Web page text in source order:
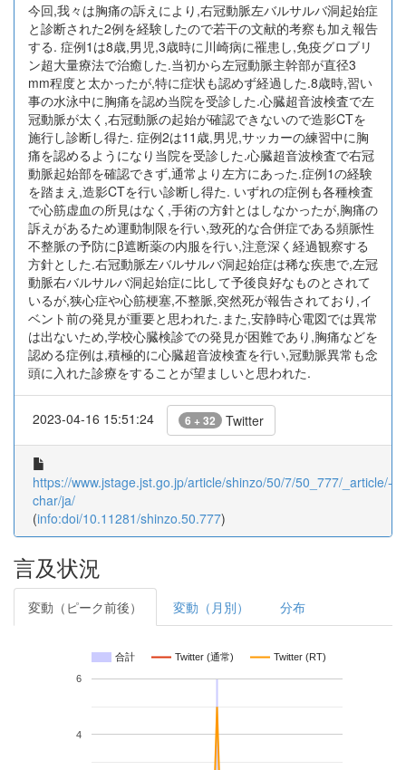
今回,我々は胸痛の訴えにより,右冠動脈左バルサルバ洞起始症
と診断された2例を経験したので若干の文献的考察も加え報告
する. 症例1は8歳,男児,3歳時に川崎病に罹患し,免疫グロブリ
ン超大量療法で治癒した.当初から左冠動脈主幹部が直径3
mm程度と太かったが,特に症状も認めず経過した.8歳時,習い
事の水泳中に胸痛を認め当院を受診した.心臓超音波検査で左
冠動脈が太く,右冠動脈の起始が確認できないので造影CTを
施行し診断し得た. 症例2は11歳,男児,サッカーの練習中に胸
痛を認めるようになり当院を受診した.心臓超音波検査で右冠
動脈起始部を確認できず,通常より左方にあった.症例1の経験
を踏まえ,造影CTを行い診断し得た. いずれの症例も各種検査
で心筋虚血の所見はなく,手術の方針とはしなかったが,胸痛の
訴えがあるため運動制限を行い,致死的な合併症である頻脈性
不整脈の予防にβ遮断薬の内服を行い,注意深く経過観察する
方針とした.右冠動脈左バルサルバ洞起始症は稀な疾患で,左冠
動脈右バルサルバ洞起始症に比して予後良好なものとされて
いるが,狭心症や心筋梗塞,不整脈,突然死が報告されており,イ
ベント前の発見が重要と思われた.また,安静時心電図では異常
は出ないため,学校心臓検診での発見が困難であり,胸痛などを
認める症例は,積極的に心臓超音波検査を行い,冠動脈異常も念
頭に入れた診療をすることが望ましいと思われた.
2023-04-16 15:51:24 6 + 32 Twitter
https://www.jstage.jst.go.jp/article/shinzo/50/7/50_777/_article/-
char/ja/
(info:doi/10.11281/shinzo.50.777)
言及状況
変動（ピーク前後） 変動（月別） 分布
合計 Twitter (通常) Twitter (RT)
4
6